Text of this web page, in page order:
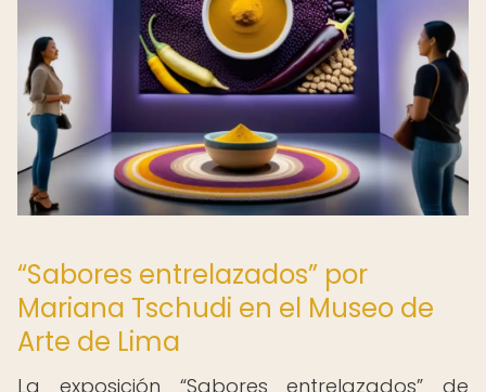
“Sabores entrelazados” por
Mariana Tschudi en el Museo de
Arte de Lima
La exposición “Sabores entrelazados” de